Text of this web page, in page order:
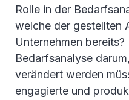
Rolle in der
welche der gestellten
Unternehmen
Bedarfsanalyse
verändert werden
engagierte und